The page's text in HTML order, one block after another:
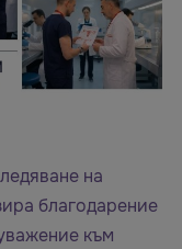
на
благодарение
към